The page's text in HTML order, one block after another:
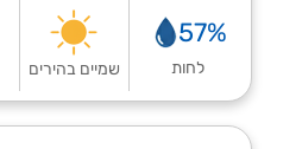
57%
לחות שמיים בהירים